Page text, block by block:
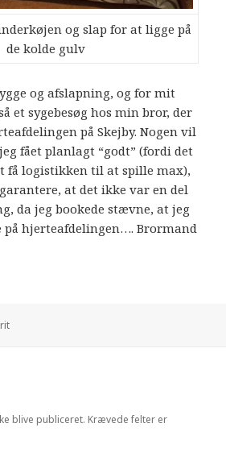
og slap for at ligge på
de kolde gulv
og afslapning, og for mit
et sygebesøg hos min bror, der
på Skejby. Nogen vil
fået planlagt “godt” (fordi det
få logistikken til at spille max),
at det ikke var en del
da jeg bookede stævne, at jeg
hjerteafdelingen…. Brormand
blive publiceret. Krævede felter er